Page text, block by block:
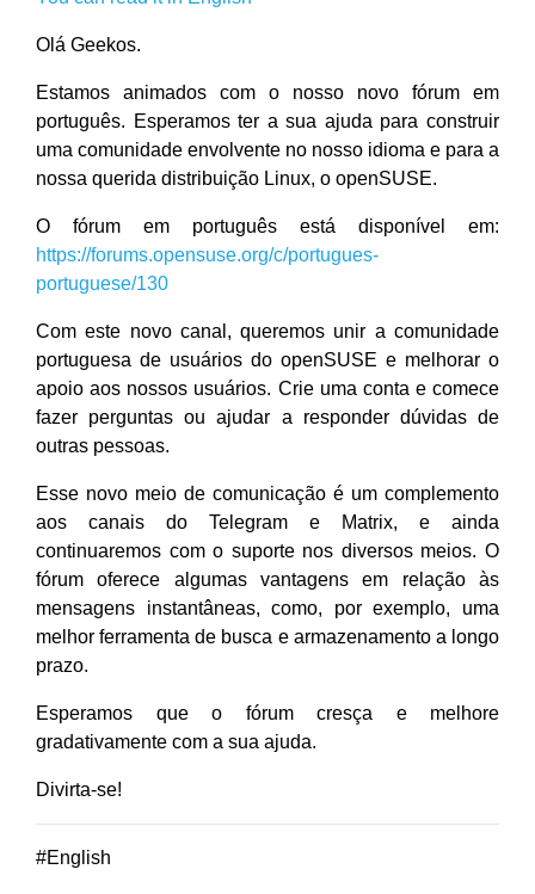
Olá Geekos.
Estamos animados com o nosso novo fórum em
português. Esperamos ter a sua ajuda para construir
uma comunidade envolvente no nosso idioma e para a
nossa querida distribuição Linux, o openSUSE.
O fórum em português está disponível em:
https://forums.opensuse.org/c/portugues-
portuguese/130
Com este novo canal, queremos unir a comunidade
portuguesa de usuários do openSUSE e melhorar o
apoio aos nossos usuários. Crie uma conta e comece
fazer perguntas ou ajudar a responder dúvidas de
outras pessoas.
Esse novo meio de comunicação é um complemento
aos canais do Telegram e Matrix, e ainda
continuaremos com o suporte nos diversos meios. O
fórum oferece algumas vantagens em relação às
mensagens instantâneas, como, por exemplo, uma
melhor ferramenta de busca e armazenamento a longo
prazo.
Esperamos que o fórum cresça e melhore
gradativamente com a sua ajuda.
Divirta-se!
#English